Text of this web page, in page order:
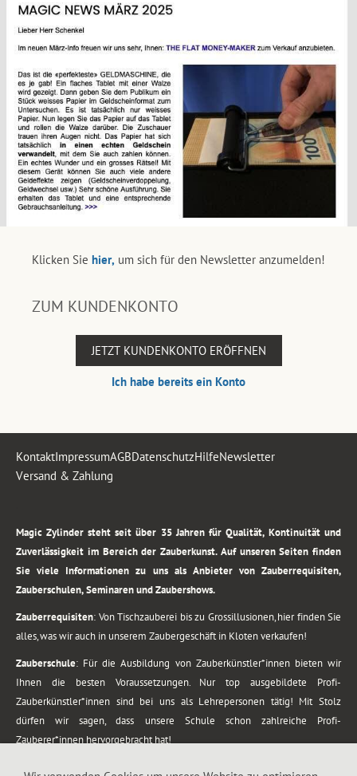
Klicken Sie hier, um sich für den Newsletter anzumelden!
ZUM KUNDENKONTO
JETZT KUNDENKONTO ERÖFFNEN
Ich habe bereits ein Konto
KontaktImpressumAGBDatenschutzHilfeNewsletter
Versand & Zahlung
Magic Zylinder steht seit über 35 Jahren für Qualität, Kontinuität und
Zuverlässigkeit im Bereich der Zauberkunst. Auf unseren Seiten finden
Sie viele Informationen zu uns als Anbieter von Zauberrequisiten,
Zauberschulen, Seminaren und Zaubershows.
Zauberrequisiten: Von Tischzauberei bis zu Grossillusionen, hier finden Sie
alles, was wir auch in unserem Zaubergeschäft in Kloten verkaufen!
Zauberschule: Für die Ausbildung von Zauberkünstler*innen bieten wir
Ihnen die besten Voraussetzungen. Nur top ausgebildete Profi-
Zauberkünstler*innen sind bei uns als Lehrepersonen tätig! Mit Stolz
dürfen wir sagen, dass unsere Schule schon zahlreiche Profi-
Zauberer*innen hervorgebracht hat!